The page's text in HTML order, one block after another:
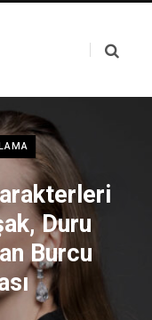
Duru
Burcu